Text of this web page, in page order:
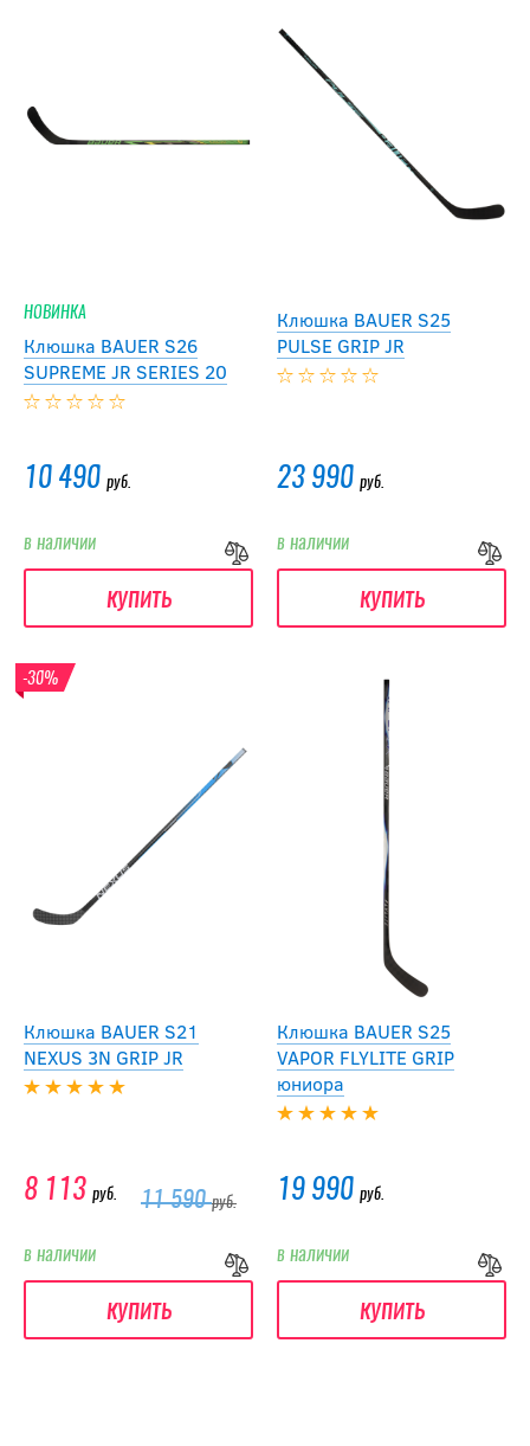
НОВИНКА
Клюшка BAUER S26
SUPREME JR SERIES 20
10 490 руб.
в наличии
купить
Клюшка BAUER S25
PULSE GRIP JR
23 990 руб.
в наличии
купить
-30%
Клюшка BAUER S21
NEXUS 3N GRIP JR
8 113 руб. 11 590руб.
в наличии
купить
Клюшка BAUER S25
VAPOR FLYLITE GRIP
юниора
19 990 руб.
в наличии
купить